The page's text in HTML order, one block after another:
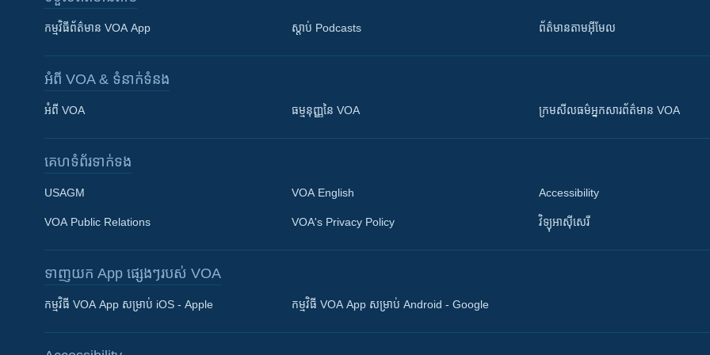
Khmer English
ភាសា
កម្មវិធី​ព័ត៌មាន VOA App ស្តាប់ Podcasts ព័ត៌មាន​តាម​អ៊ីមែល
អំពី​ VOA & ទំនាក់ទំនង
អំពី​ VOA ធម្មនុញ្ញ​នៃ VOA ក្រម​​​សីលធម៌​​​អ្នក​​​សារព័ត៌មាន VOA
គេហទំព័រ​​ទាក់ទង
USAGM
VOA Public Relations
VOA English
VOA's Privacy Policy
Accessibility
វិទ្យុ​អាស៊ី​សេរី
ទាញយក​ App ផ្សេងៗ​របស់​ VOA
កម្មវិធី​ VOA App សម្រាប់ iOS - Apple កម្មវិធី​ VOA App សម្រាប់ Android - Google